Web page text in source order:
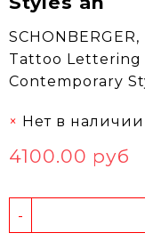
Tattoo Lettering
Contemporary
Нет в наличии
4100.00 руб
-